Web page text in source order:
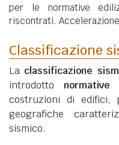
per le normative
riscontrati.
Classificazione
La classificazione
introdotto normative
costruzioni di
geografiche
sismico.